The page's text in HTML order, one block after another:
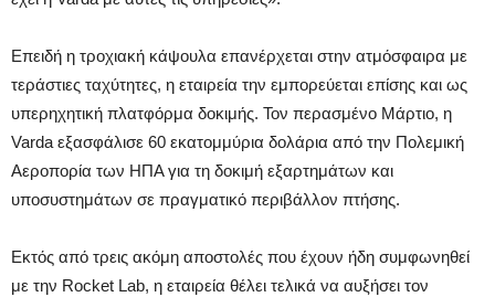
Επειδή η τροχιακή κάψουλα επανέρχεται στην ατμόσφαιρα με
τεράστιες ταχύτητες, η εταιρεία την εμπορεύεται επίσης και ως
υπερηχητική πλατφόρμα δοκιμής. Τον περασμένο Μάρτιο, η
Varda εξασφάλισε 60 εκατομμύρια δολάρια από την Πολεμική
Αεροπορία των ΗΠΑ για τη δοκιμή εξαρτημάτων και
υποσυστημάτων σε πραγματικό περιβάλλον πτήσης.
Εκτός από τρεις ακόμη αποστολές που έχουν ήδη συμφωνηθεί
με την Rocket Lab, η εταιρεία θέλει τελικά να αυξήσει τον